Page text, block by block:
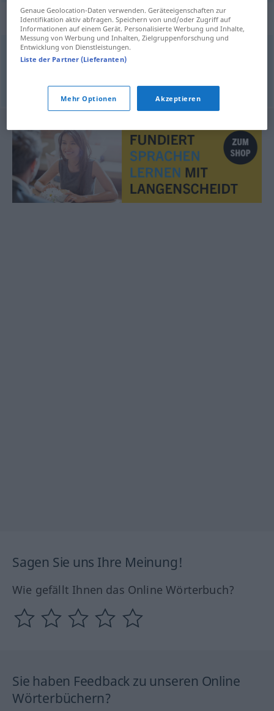
Synonyme für "idealistyczny"
utopijny
© LibreOffice
Sagen Sie uns Ihre Meinung!
Wie gefällt Ihnen das Online Wörterbuch?
Sie haben Feedback zu unseren Online
Wörterbüchern?
Genaue Geolocation-Daten verwenden. Geräteeigenschaften zur
Identifikation aktiv abfragen. Speichern von und/oder Zugriff auf
Informationen auf einem Gerät. Personalisierte Werbung und Inhalte,
Messung von Werbung und Inhalten, Zielgruppenforschung und
Entwicklung von Dienstleistungen.
Liste der Partner (Lieferanten)
Mehr Optionen Akzeptieren